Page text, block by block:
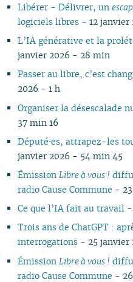
Libérer - Délivrer, un
logiciels libres- 12 janvier
L’IA générative et la
janvier 2026 - 28 min
Passer au libre, c’est
2026 - 1 h
Organiser la désescalade
37 min 16
Député⋅es, attrapez-les
janvier 2026 - 54 min 45
Émission Libre à vous !
radio Cause Commune -
Ce que l’IA fait au travail -
Trois ans de ChatGPT :
interrogations- 25 janvier
Émission Libre à vous !
radio Cause Commune -